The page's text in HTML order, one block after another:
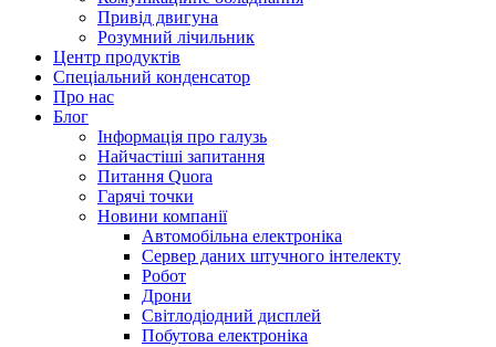
Привід двигуна
Розумний лічильник
Центр продуктів
Спеціальний конденсатор
Про нас
Блог
Інформація про галузь
Найчастіші запитання
Питання Quora
Гарячі точки
Новини компанії
Автомобільна електроніка
Сервер даних штучного інтелекту
Робот
Дрони
Світлодіодний дисплей
Побутова електроніка